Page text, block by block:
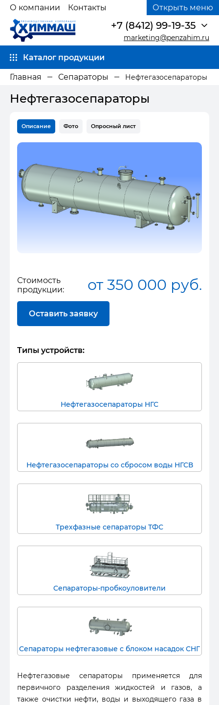
О компании Контакты Открыть меню
Каталог продукции
marketing@penzahim.ru
+7 (8412) 99-19-35
Главная Сепараторы Нефтегазосепараторы
Нефтегазосепараторы
Описание Фото Опросный лист
Стоимость
продукции:
от 350 000 руб.
Оставить заявку
Типы устройств:
Нефтегазосепараторы НГС
Нефтегазосепараторы со сбросом воды НГСВ
Трехфазные сепараторы ТФС
Cепараторы-пробкоуловители
Cепараторы нефтегазовые с блоком насадок СНГ
Нефтегазовые сепараторы применяется для
первичного разделения жидкостей и газов, а
также очистки нефти, воды и выходящего газа в